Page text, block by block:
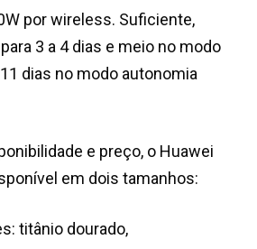
por wireless. Suficiente,
3 a 4 dias e meio no modo
dias no modo autonomia
e preço, o Huawei
em dois tamanhos:
titânio dourado,